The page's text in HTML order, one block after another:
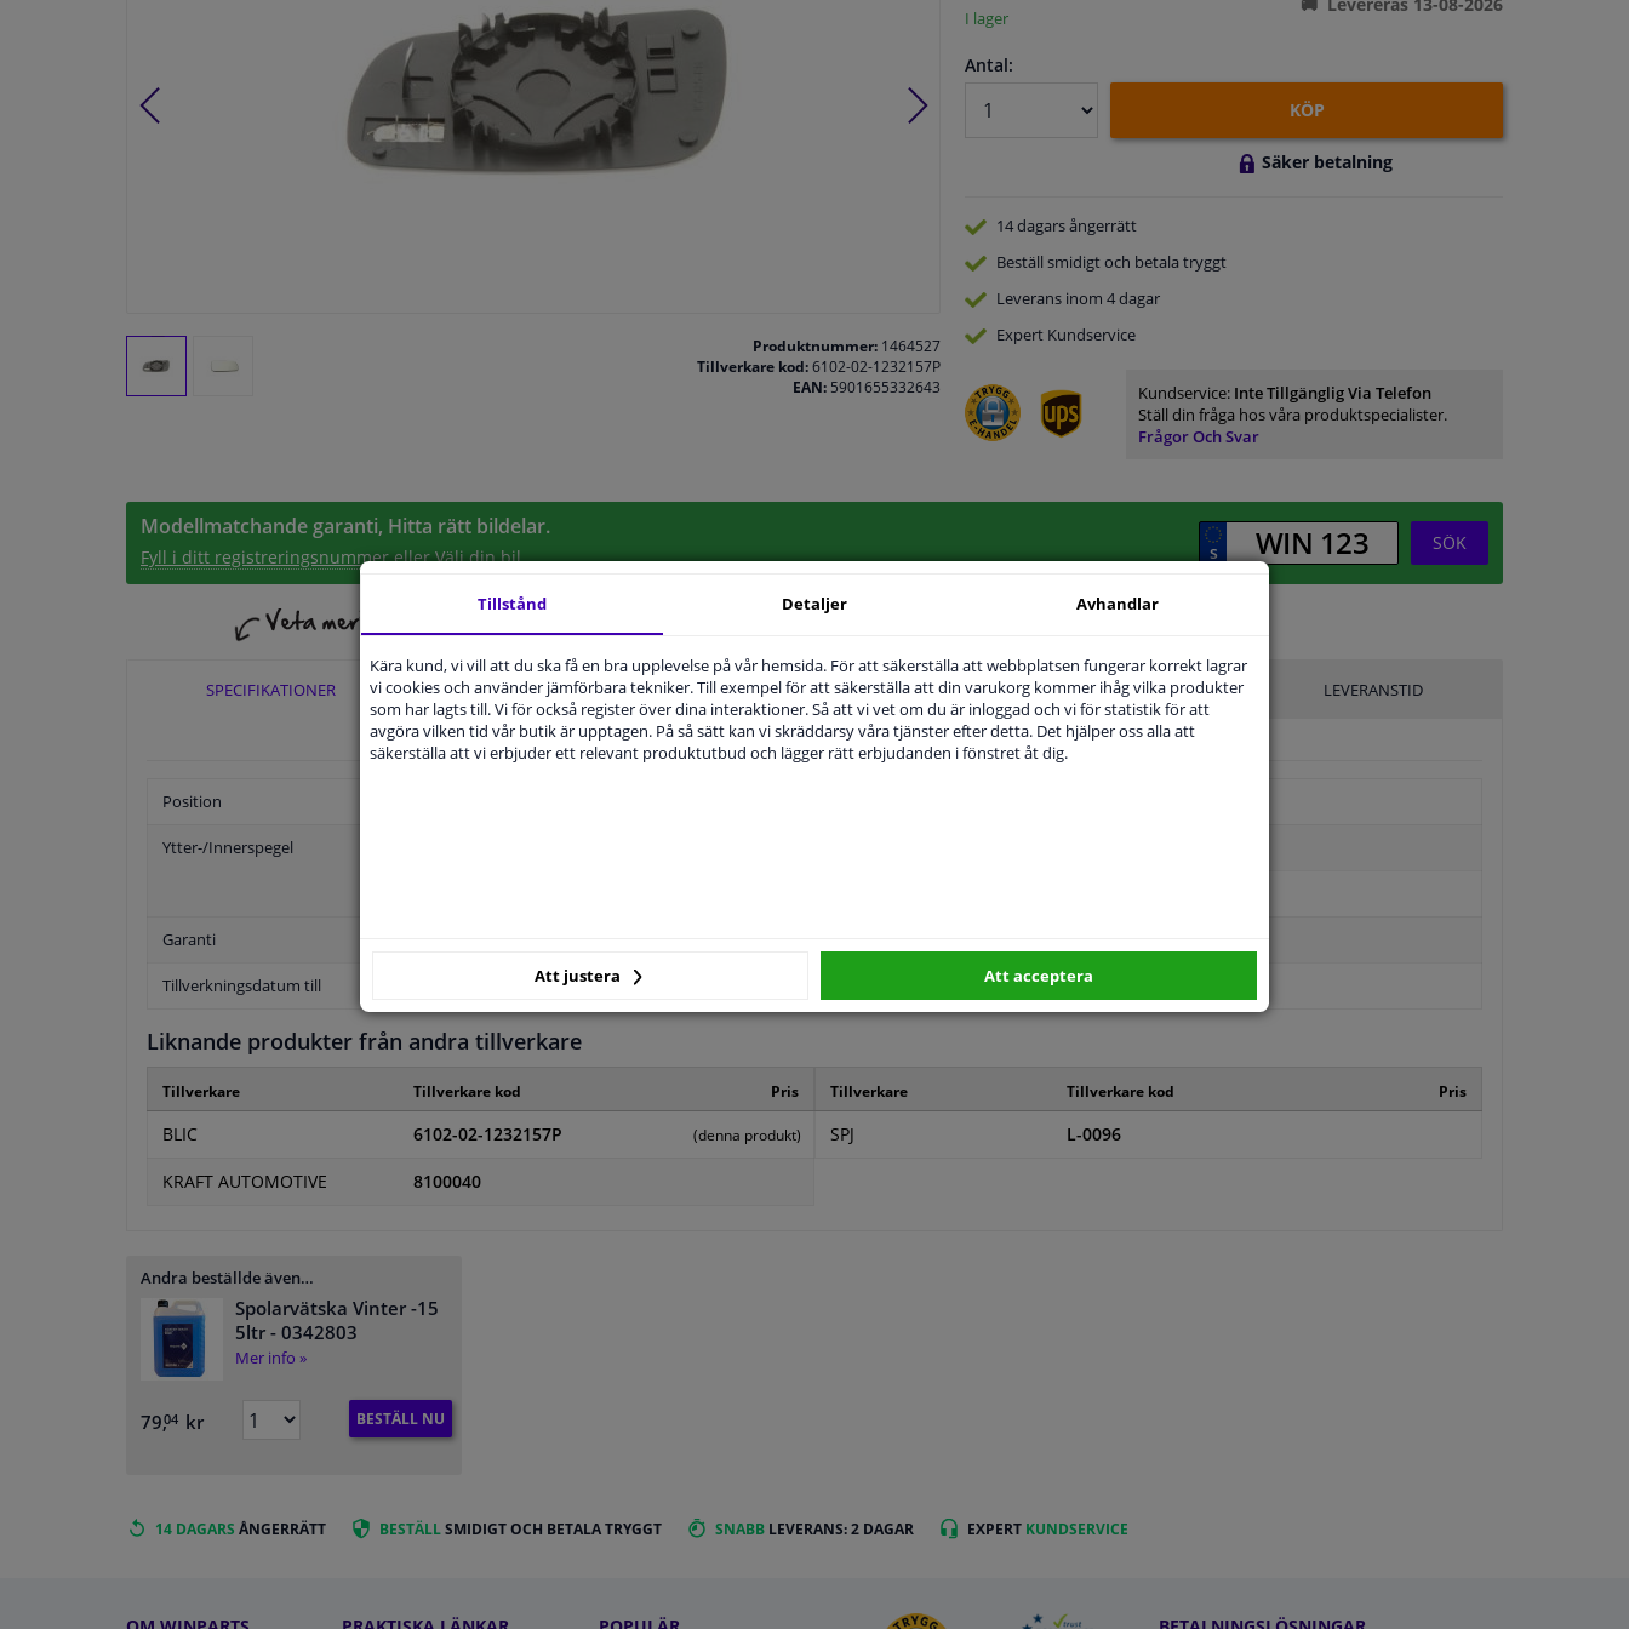
Produktnummer:1464527
Tillverkare kod:6102-02-1232157P
EAN:5901655332643
I lager
Antal:
KÖP
Säker betalning
14 dagarsångerrätt
Beställ smidigt och betala tryggt
Leverans inom 4 dagar
Expert Kundservice
Kundservice: Inte Tillgänglig Via Telefon
Ställ din fråga hos våra produktspecialister.
Frågor Och Svar
Modellmatchande garanti, Hitta rätt bildelar.
Fyll i ditt registreringsnummerellerVälj din bil.
SÖK
SPECIFIKATIONER TILLÄMPLIGHET ORIGINALNUMMER TILLVERKARE LEVERANSTID
Position
Ytter-/Innerspegel
Garanti
Tillverkningsdatum till
Liknande produkter från andra tillverkare
Tillverkare Tillverkare kod Pris
BLIC 6102-02-1232157P (denna produkt)
KRAFT AUTOMOTIVE 8100040
Tillverkare Tillverkare kod Pris
SPJ L-0096
Andra beställde även…
Spolarvätska Vinter -15
5ltr - 0342803
Mer info »
79,04 kr BESTÄLL NU
14 DAGARS ÅNGERRÄTT BESTÄLLSMIDIGT OCH BETALA TRYGGT SNABB LEVERANS: 2 DAGAR EXPERT KUNDSERVICE
Tillstånd Detaljer Avhandlar
Kära kund, vi vill att du ska få en bra upplevelse på vår hemsida. För att säkerställa att webbplatsen fungerar korrekt lagrar
vi cookies och använder jämförbara tekniker. Till exempel för att säkerställa att din varukorg kommer ihåg vilka produkter
som har lagts till. Vi för också register över dina interaktioner. Så att vi vet om du är inloggad och vi för statistik för att
avgöra vilken tid vår butik är upptagen. På så sätt kan vi skräddarsy våra tjänster efter detta. Det hjälper oss alla att
säkerställa att vi erbjuder ett relevant produktutbud och lägger rätt erbjudanden i fönstret åt dig.
Att justera Att acceptera